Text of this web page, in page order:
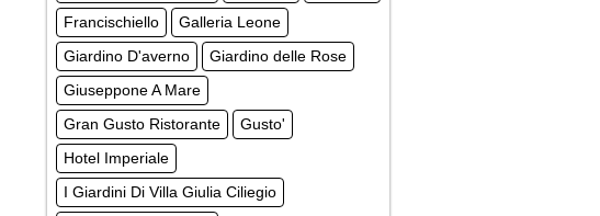
Francischiello
Galleria Leone
Giardino D'averno
Giardino delle Rose
Giuseppone A Mare
Gran Gusto Ristorante
Gusto'
Hotel Imperiale
I Giardini Di Villa Giulia Ciliegio